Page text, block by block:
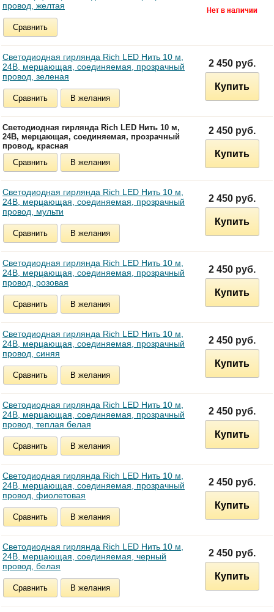
провод, желтая
Сравнить
Светодиодная гирлянда Rich LED Нить 10 м,
24В, мерцающая, соединяемая, прозрачный
провод, зеленая
Сравнить В желания
2 450 руб.
Купить
Светодиодная гирлянда Rich LED Нить 10 м,
24В, мерцающая, соединяемая, прозрачный
провод, красная
Сравнить
В желания
2 450 руб.
Купить
Светодиодная гирлянда Rich LED Нить 10 м,
24В, мерцающая, соединяемая, прозрачный
провод, мульти
Сравнить В желания
2 450 руб.
Купить
Светодиодная гирлянда Rich LED Нить 10 м,
24В, мерцающая, соединяемая, прозрачный
провод, розовая
Сравнить В желания
2 450 руб.
Купить
Светодиодная гирлянда Rich LED Нить 10 м,
24В, мерцающая, соединяемая, прозрачный
провод, синяя
Сравнить В желания
2 450 руб.
Купить
Светодиодная гирлянда Rich LED Нить 10 м,
24В, мерцающая, соединяемая, прозрачный
провод, теплая белая
Сравнить В желания
2 450 руб.
Купить
Светодиодная гирлянда Rich LED Нить 10 м,
24В, мерцающая, соединяемая, прозрачный
провод, фиолетовая
Сравнить В желания
2 450 руб.
Купить
Светодиодная гирлянда Rich LED Нить 10 м,
24В, мерцающая, соединяемая, черный
провод, белая
Сравнить В желания
2 450 руб.
Купить